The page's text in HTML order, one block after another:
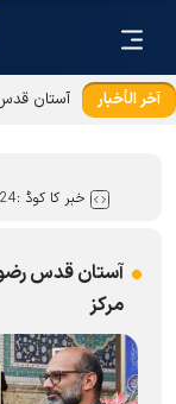
آخر الأخبار
آستان
خبر کا کوڈ :
آستان قدس
مرکز